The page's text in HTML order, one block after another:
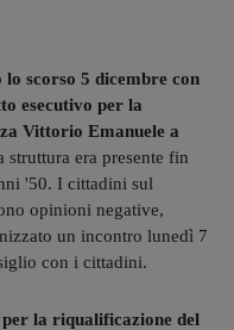
scorso 5 dicembre con
esecutivo per la
Vittorio Emanuele a
struttura era presente fin
'50. I cittadini sul
opinioni negative,
un incontro lunedì 7
con i cittadini.
la riqualificazione del